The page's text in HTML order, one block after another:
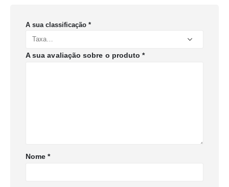
A sua classificação *
A sua avaliação sobre o produto*
Nome*